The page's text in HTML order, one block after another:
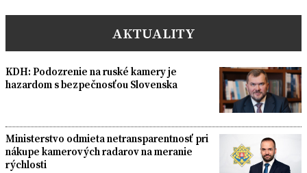
AKTUALITY
KDH: Podozrenie na ruské kamery je
hazardom s bezpečnosťou Slovenska
Ministerstvo odmieta netransparentnosť pri
nákupe kamerových radarov na meranie
rýchlosti